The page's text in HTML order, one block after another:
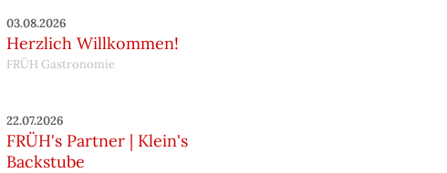
03.08.2026
Herzlich Willkommen!
FRÜH Gastronomie
22.07.2026
FRÜH's Partner | Klein's
Backstube